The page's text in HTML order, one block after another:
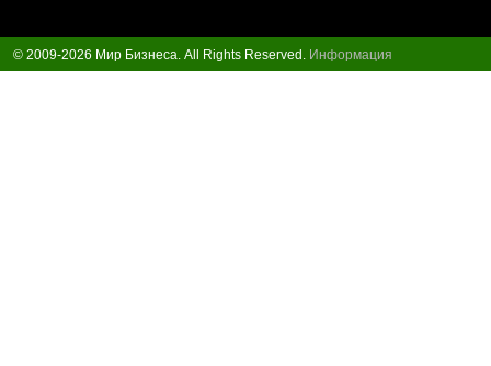
© 2009-2026 Мир Бизнеса. All Rights Reserved. Информация